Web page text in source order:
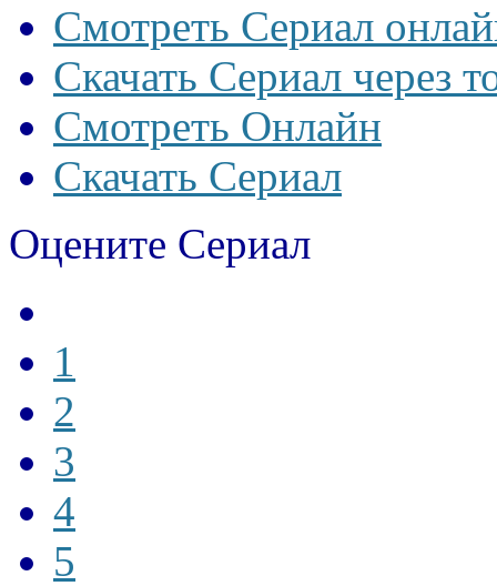
Смотреть Сериал
Скачать Сериал через
Смотреть Онлайн
Скачать Сериал
Оцените Сериал
1
2
3
4
5